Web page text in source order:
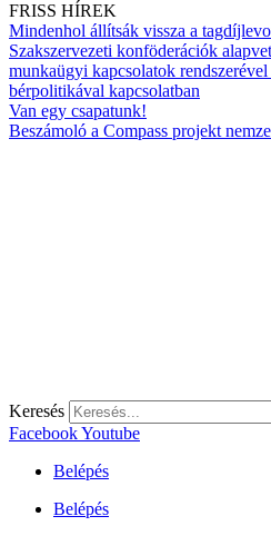
FRISS HÍREK
Mindenhol állítsák vissza a
Szakszervezeti konföderációk
munkaügyi kapcsolatok
bérpolitikával kapcsolatban
Van egy csapatunk!
Beszámoló a Compass projekt
Keresés
FacebookYoutube
Belépés
Belépés